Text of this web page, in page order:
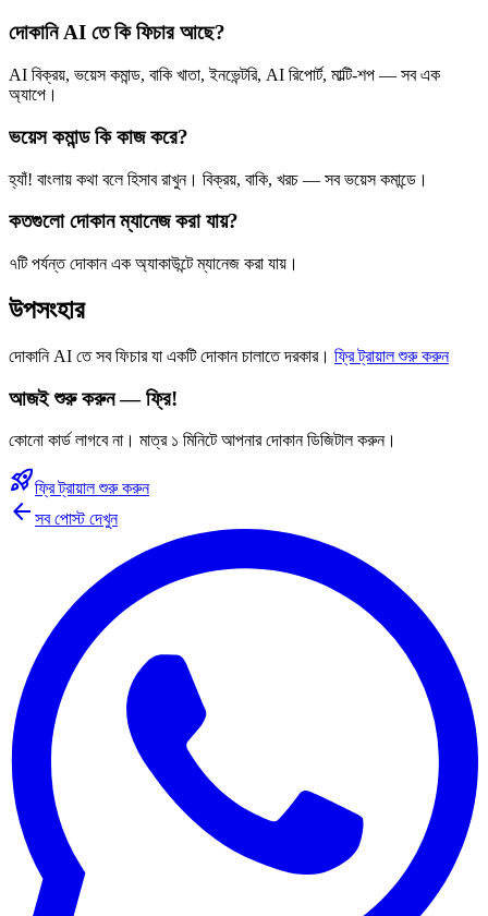
দোকানি AI তে কি ফিচার আছে?
AI বিক্রয়, ভয়েস কমান্ড, বাকি খাতা, ইনভেন্টরি, AI রিপোর্ট, মাল্টি-শপ — সব এক
অ্যাপে।
ভয়েস কমান্ড কি কাজ করে?
হ্যাঁ! বাংলায় কথা বলে হিসাব রাখুন। বিক্রয়, বাকি, খরচ — সব ভয়েস কমান্ডে।
কতগুলো দোকান ম্যানেজ করা যায়?
৭টি পর্যন্ত দোকান এক অ্যাকাউন্টে ম্যানেজ করা যায়।
উপসংহার
দোকানি AI তে সব ফিচার যা একটি দোকান চালাতে দরকার। ফ্রি ট্রায়াল শুরু করুন
আজই শুরু করুন — ফ্রি!
কোনো কার্ড লাগবে না। মাত্র ১ মিনিটে আপনার দোকান ডিজিটাল করুন।
rocket_launchফ্রি ট্রায়াল শুরু করুন
arrow_back সব পোস্ট দেখুন